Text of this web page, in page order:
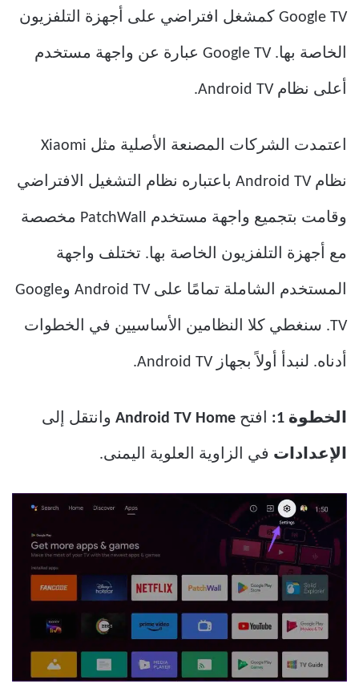
Google TV كمشغل افتراضي على أجهزة التلفزيون
الخاصة بها. Google TV عبارة عن واجهة مستخدم
أعلى نظام Android TV.
اعتمدت الشركات المصنعة الأصلية مثل Xiaomi
نظام Android TV باعتباره نظام التشغيل الافتراضي
وقامت بتجميع واجهة مستخدم PatchWall مخصصة
مع أجهزة التلفزيون الخاصة بها. تختلف واجهة
المستخدم الشاملة تمامًا على Android TV وGoogle
TV. سنغطي كلا النظامين الأساسيين في الخطوات
أدناه. لنبدأ أولاً بجهاز Android TV.
الخطوة 1: افتح Android TV Home وانتقل إلى
الإعدادات في الزاوية العلوية اليمنى.